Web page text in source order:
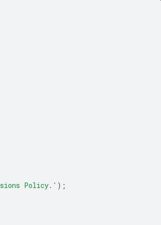
Policy.' );